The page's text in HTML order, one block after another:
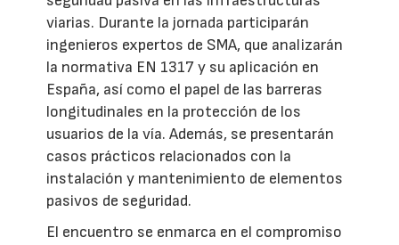
viarias. Durante la jornada participarán
ingenieros expertos de SMA, que analizarán
la normativa EN 1317 y su aplicación en
España, así como el papel de las barreras
longitudinales en la protección de los
usuarios de la vía. Además, se presentarán
casos prácticos relacionados con la
instalación y mantenimiento de elementos
pasivos de seguridad.
El encuentro se enmarca en el compromiso